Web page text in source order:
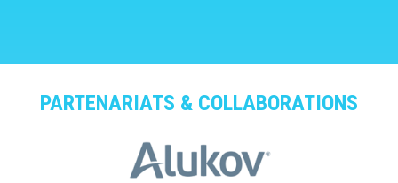
PARTENARIATS & COLLABORATIONS